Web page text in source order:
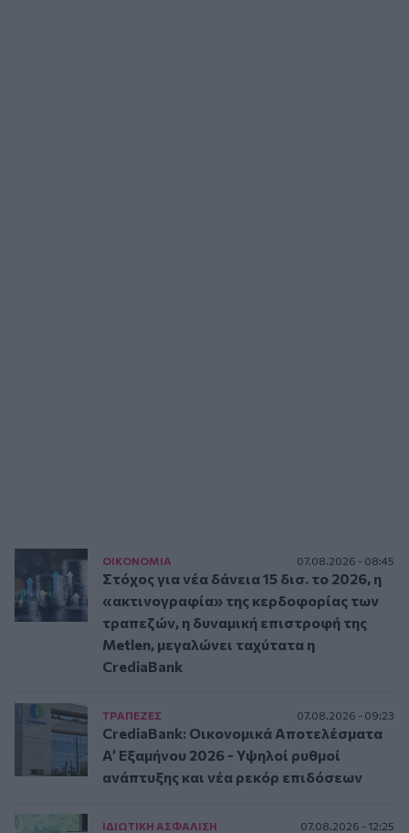
ΟΙΚΟΝΟΜΙΑ 07.08.2026 - 08:45
Στόχος για νέα δάνεια 15 δισ. το 2026, η
«ακτινογραφία» της κερδοφορίας των
τραπεζών, η δυναμική επιστροφή της
Metlen, μεγαλώνει ταχύτατα η
CrediaBank
ΤΡAΠΕΖΕΣ 07.08.2026 - 09:23
CrediaBank: Οικονομικά Αποτελέσματα
A’ Εξαμήνου 2026 - Υψηλοί ρυθμοί
ανάπτυξης και νέα ρεκόρ επιδόσεων
ΙΔΙΩΤΙΚΗ ΑΣΦAΛΙΣΗ 07.08.2026 - 12:25